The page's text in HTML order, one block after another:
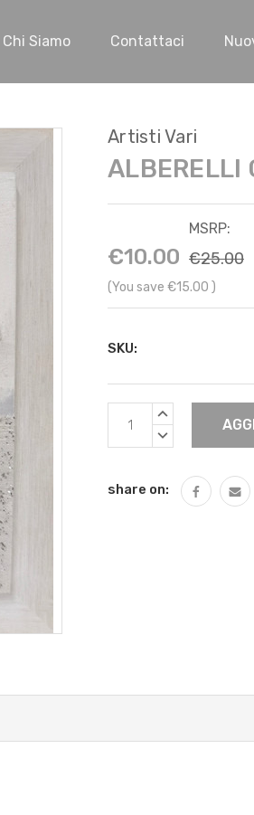
Chi Siamo Contattaci
Artisti Vari
ALBERELLI
€10.00
MSRP:
€25.00
(You save €15.00 )
SKU:
Attuale:
AUMENTARE
DIMINUIRE
share on: